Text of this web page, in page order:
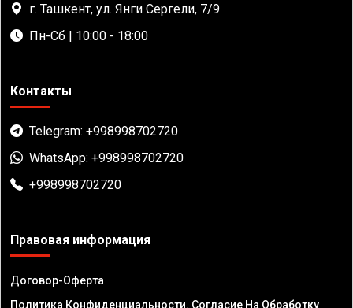
г. Ташкент, ул. Янги Сергели, 7/9
Пн-Сб | 10:00 - 18:00
Контакты
Telegram: +998998702720
WhatsApp: +998998702720
+998998702720
Правовая информация
Договор-Оферта
Политика Конфиденциальности. Согласие На Обработку